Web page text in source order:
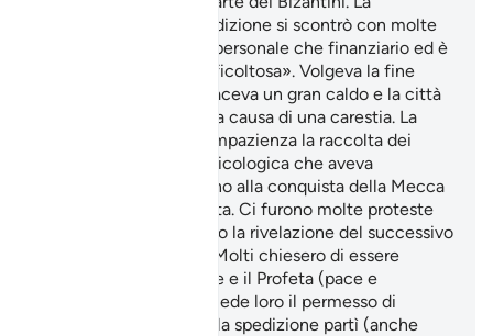
preparazione della spedizione si scontrò con molte
difficoltà sia di ordine personale che finanziario ed è
nota come «la leva difficoltosa». Volgeva la fine
dell’estate, a Medina faceva un gran caldo e la città
era ridotta allo stremo a causa di una carestia. La
gente attendeva con impazienza la raccolta dei
datteri e la tensione psicologica che aveva
sostenuto i credenti fino alla conquista della Mecca
era notevolmente calata. Ci furono molte proteste
più o meno palesi e solo la rivelazione del successivo
vers. ne ebbe ragione. Molti chiesero di essere
esentati dal partecipare e il Profeta (pace e
benedizioni su di lui) diede loro il permesso di
restare. Quando infine la spedizione partì (anche